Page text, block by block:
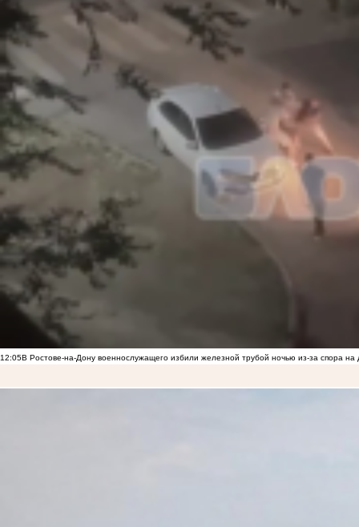
12:05В Ростове-на-Дону военнослужащего избили железной трубой ночью из-за спора на